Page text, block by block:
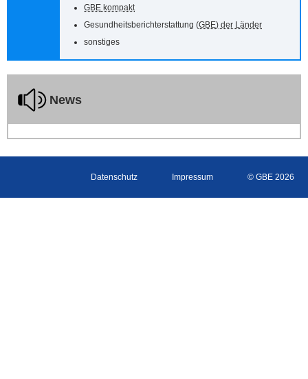
GBE kompakt
Gesundheitsberichterstattung (GBE) der Länder
sonstiges
News
Datenschutz Impressum © GBE 2026